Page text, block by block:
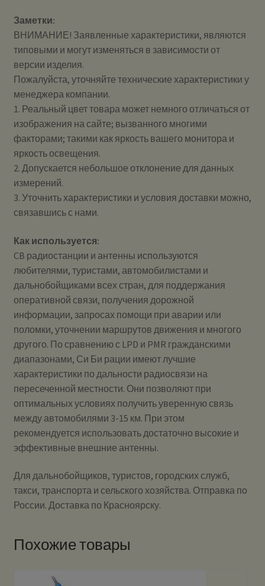
Заметки:
ВНИМАНИЕ! Заявленные характеристики, являются
типовыми и могут изменяться в зависимости от
версии изделия.
Пожалуйста, уточняйте технические характеристики у
менеджера компании.
1. Реальный цвет товара может немного отличаться от
изображения на сайте; вызванного многими
факторами; такими как яркость вашего монитора и
яркость освещения.
2. Допускается небольшое отклонение для данных
измерений.
3. Уточнить характеристики и условия доставки можно,
связавшись с нами.
Как используется:
CB радиостанции и антенны используются
любителями, туристами, автомобилистами и
дальнобойщиками всех стран, для поддержания
оперативной связи, получения дорожной
информации, запросах помощи при аварии или
поломки, уточнении маршрутов движения и многого
другого. По сравнению с LPD и PMR гражданскими
диапазонами, Си Би рации имеют лучшие
характеристики по дальности радиосвязи на
пересеченной местности. Они позволяют при
оптимальных условиях получить уверенную связь
между автомобилями 3-15 км. При этом
рекомендуется использовать достаточно высокие и
эффективные внешние антенны.
Для дальнобойщиков, туристов, городских служб,
такси, транспорта и сельского хозяйства. Отправка по
России. Доставка по Красноярску.
Похожие товары